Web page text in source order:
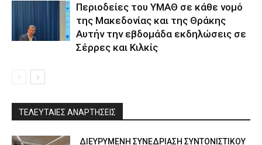
Περιοδείες του ΥΜΑΘ σε κάθε νομό
της Μακεδονίας και της Θράκης
Αυτήν την εβδομάδα εκδηλώσεις σε
Σέρρες και Κιλκίς
ΤΕΛΕΥΤΑΙΕΣ ΑΝΑΡΤΗΣΕΙΣ
ΔΙΕΥΡΥΜΕΝΗ ΣΥΝΕΔΡΙΑΣΗ ΣΥΝΤΟΝΙΣΤΙΚΟΥ